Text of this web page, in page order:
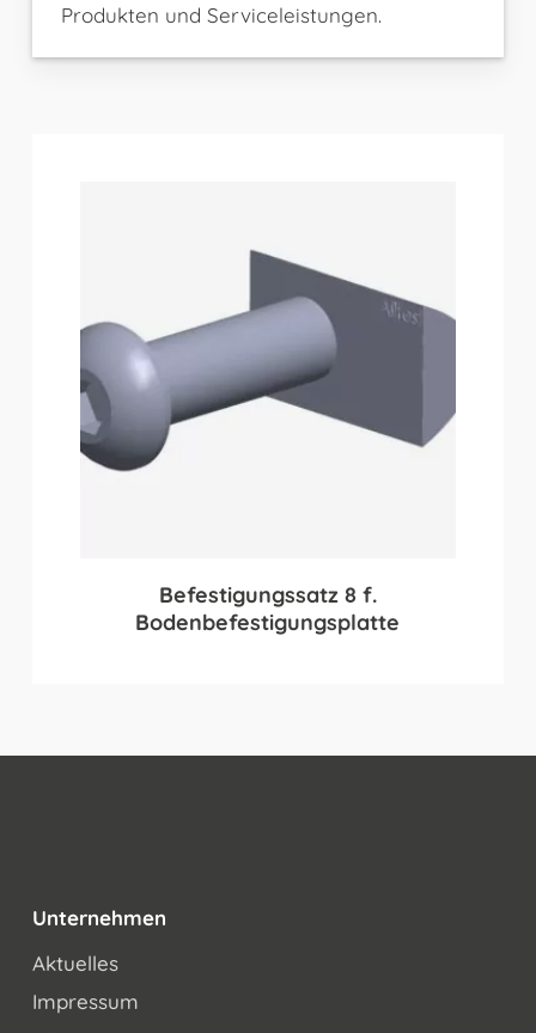
Produkten und Serviceleistungen.
Befestigungssatz 8 f.
Bodenbefestigungsplatte
Unternehmen
Aktuelles
Impressum